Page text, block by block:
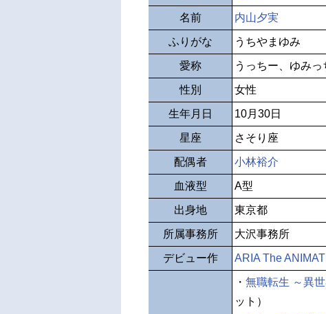
名前 内山夕実
ふりがな うちやまゆみ
愛称 うっちー、ゆみっ
性別 女性
生年月日 10月30日
星座 さそり座
配偶者 小林裕介
血液型 A型
出身地 東京都
所属事務所 大沢事務所
デビュー作 ARIA The
・ 無職転生 ～異
ット）